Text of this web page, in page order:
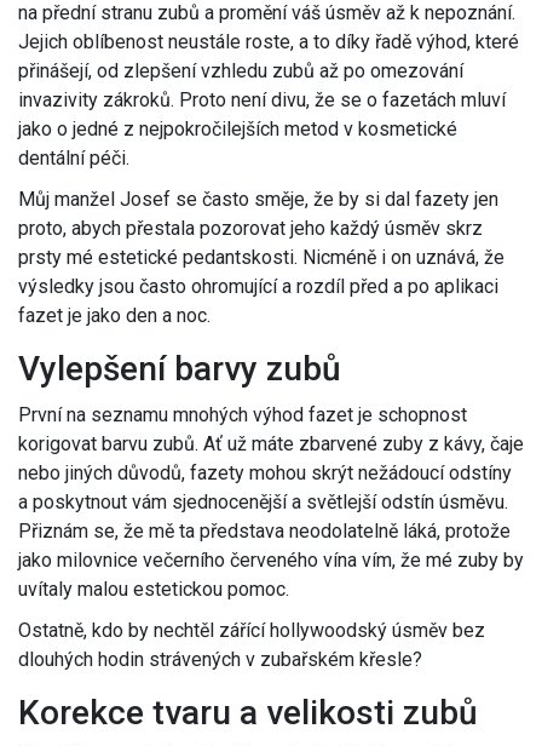
na přední stranu zubů a promění váš úsměv až k nepoznání.
Jejich oblíbenost neustále roste, a to díky řadě výhod, které
přinášejí, od zlepšení vzhledu zubů až po omezování
invazivity zákroků. Proto není divu, že se o fazetách mluví
jako o jedné z nejpokročilejších metod v kosmetické
dentální péči.
Můj manžel Josef se často směje, že by si dal fazety jen
proto, abych přestala pozorovat jeho každý úsměv skrz
prsty mé estetické pedantskosti. Nicméně i on uznává, že
výsledky jsou často ohromující a rozdíl před a po aplikaci
fazet je jako den a noc.
Vylepšení barvy zubů
První na seznamu mnohých výhod fazet je schopnost
korigovat barvu zubů. Ať už máte zbarvené zuby z kávy, čaje
nebo jiných důvodů, fazety mohou skrýt nežádoucí odstíny
a poskytnout vám sjednocenější a světlejší odstín úsměvu.
Přiznám se, že mě ta představa neodolatelně láká, protože
jako milovnice večerního červeného vína vím, že mé zuby by
uvítaly malou estetickou pomoc.
Ostatně, kdo by nechtěl zářící hollywoodský úsměv bez
dlouhých hodin strávených v zubařském křesle?
Korekce tvaru a velikosti zubů